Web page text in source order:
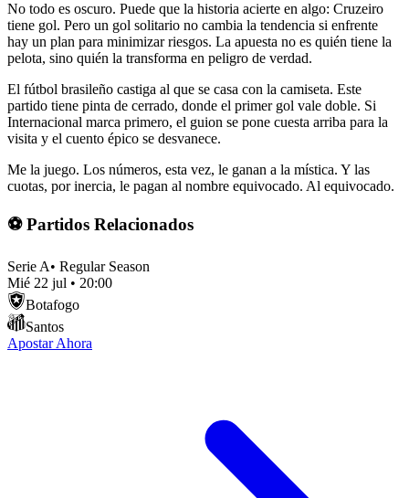
No todo es oscuro. Puede que la historia acierte en algo: Cruzeiro
tiene gol. Pero un gol solitario no cambia la tendencia si enfrente
hay un plan para minimizar riesgos. La apuesta no es quién tiene la
pelota, sino quién la transforma en peligro de verdad.
El fútbol brasileño castiga al que se casa con la camiseta. Este
partido tiene pinta de cerrado, donde el primer gol vale doble. Si
Internacional marca primero, el guion se pone cuesta arriba para la
visita y el cuento épico se desvanece.
Me la juego. Los números, esta vez, le ganan a la mística. Y las
cuotas, por inercia, le pagan al nombre equivocado. Al equivocado.
⚽ Partidos Relacionados
Serie A• Regular Season
Mié 22 jul • 20:00
Botafogo
Santos
Apostar Ahora